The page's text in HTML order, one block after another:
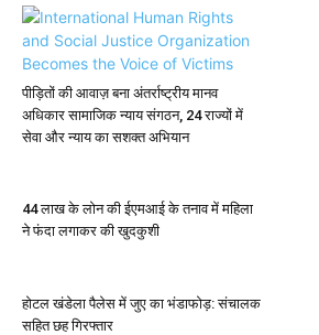
पीड़ितों की आवाज़ बना अंतर्राष्ट्रीय मानव
अधिकार सामाजिक न्याय संगठन, 24 राज्यों में
सेवा और न्याय का सशक्त अभियान
44 लाख के लोन की ईएमआई के तनाव में महिला
ने फंदा लगाकर की खुदकुशी
होटल खंडेला पैलेस में जुए का भंडाफोड़: संचालक
सहित छह गिरफ्तार